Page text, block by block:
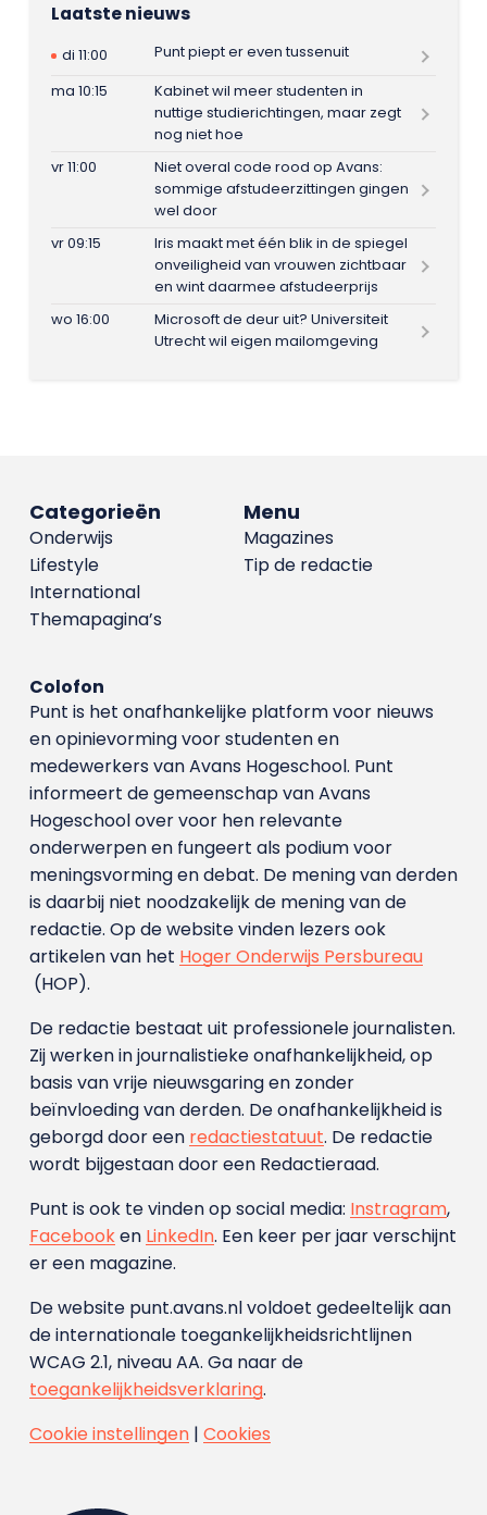
Laatste nieuws
di 11:00
Punt piept er even tussenuit
ma 10:15
Kabinet wil meer studenten in
nuttige studierichtingen, maar zegt
nog niet hoe
vr 11:00
Niet overal code rood op Avans:
sommige afstudeerzittingen gingen
wel door
vr 09:15
Iris maakt met één blik in de spiegel
onveiligheid van vrouwen zichtbaar
en wint daarmee afstudeerprijs
wo 16:00
Microsoft de deur uit? Universiteit
Utrecht wil eigen mailomgeving
Menu
Magazines
Tip de redactie
Categorieën
Onderwijs
Lifestyle
International
Themapagina’s
Colofon
Punt is het onafhankelijke platform voor nieuws
en opinievorming voor studenten en
medewerkers van Avans Hoge­school. Punt
informeert de gemeenschap van Avans
Hogeschool over voor hen relevante
onderwerpen en fungeert als podium voor
meningsvorming en debat. De mening van derden
is daarbij niet noodzakelijk de mening van de
redactie. Op de website vinden lezers ook
artikelen van het Hoger Onderwijs Persbureau
(HOP).
De redactie bestaat uit professionele journalisten.
Zij werken in journalistieke onafhankelijkheid, op
basis van vrije nieuwsgaring en zonder
beïnvloeding van derden. De onafhankelijkheid is
geborgd door een redactiestatuut. De redactie
wordt bijgestaan door een Redactieraad.
Punt is ook te vinden op social media: Instragram,
Facebooken LinkedIn. Een keer per jaar verschijnt
er een magazine.
De website punt.avans.nl voldoet gedeeltelijk aan
de internationale toegankelijkheidsrichtlijnen
WCAG 2.1, niveau AA. Ga naar de
toegankelijkheidsverklaring.
Cookie instellingen| Cookies